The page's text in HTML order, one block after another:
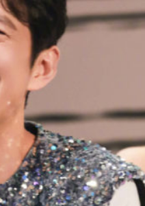
NHẬP
GOOGLE